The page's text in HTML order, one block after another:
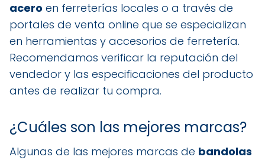
acero en ferreterías locales o a través de
portales de venta online que se especializan
en herramientas y accesorios de ferretería.
Recomendamos verificar la reputación del
vendedor y las especificaciones del producto
antes de realizar tu compra.
¿Cuáles son las mejores marcas?
Algunas de las mejores marcas de bandolas